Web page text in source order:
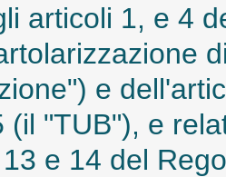
articoli 1, e 4
e
(il "TUB"), e
e 14 del